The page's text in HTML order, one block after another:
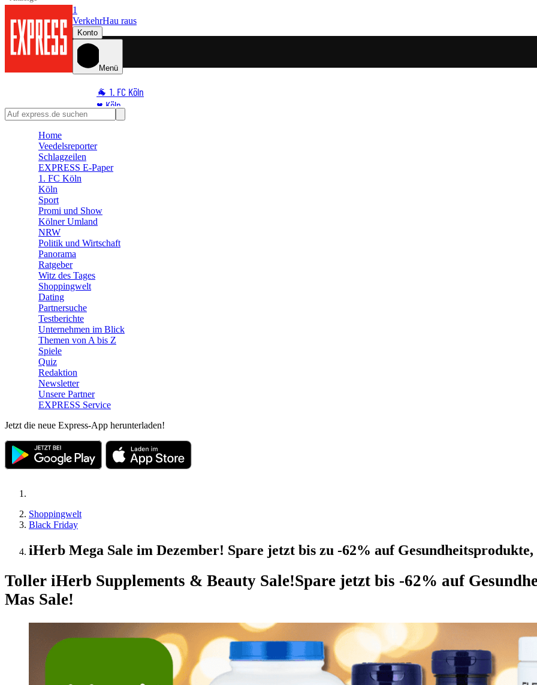
1
VerkehrHau raus
Konto
Menü
🐐 1. FC Köln
♥️ Köln
⭐ Promi
🛒 Shoppingwelt
🧩 Spiele
Home
Veedelsreporter
Schlagzeilen
EXPRESS E-Paper
1. FC Köln
Köln
Sport
Promi und Show
Kölner Umland
NRW
Politik und Wirtschaft
Panorama
Ratgeber
Witz des Tages
Shoppingwelt
Dating
Partnersuche
Testberichte
Unternehmen im Blick
Themen von A bis Z
Spiele
Quiz
Redaktion
Newsletter
Unsere Partner
EXPRESS Service
Jetzt die neue Express-App herunterladen!
Shoppingwelt
Black Friday
iHerb Mega Sale im Dezember! Spare jetzt bis zu -62% auf
Toller iHerb Supplements & Beauty Sale!Spare jetzt bis -62% auf
Mas Sale!